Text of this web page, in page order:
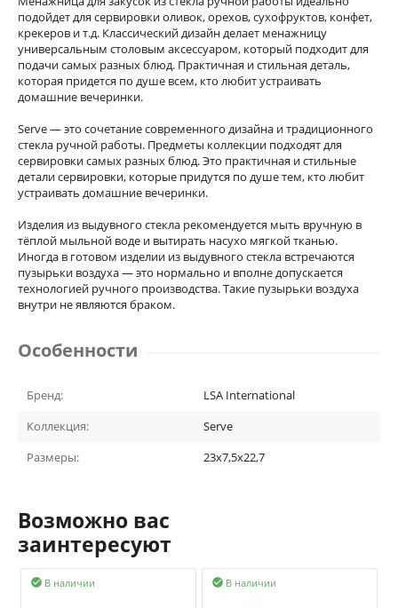
подойдет для сервировки оливок, орехов, сухофруктов, конфет,
крекеров и т.д. Классический дизайн делает менажницу
универсальным столовым аксессуаром, который подходит для
подачи самых разных блюд. Практичная и стильная деталь,
которая придется по душе всем, кто любит устраивать
домашние вечеринки.
Serve — это сочетание современного дизайна и традиционного
стекла ручной работы. Предметы коллекции подходят для
сервировки самых разных блюд. Это практичная и стильные
детали сервировки, которые придутся по душе тем, кто любит
устраивать домашние вечеринки.
Изделия из выдувного стекла рекомендуется мыть вручную в
тёплой мыльной воде и вытирать насухо мягкой тканью.
Иногда в готовом изделии из выдувного стекла встречаются
пузырьки воздуха — это нормально и вполне допускается
технологией ручного производства. Такие пузырьки воздуха
внутри не являются браком.
Особенности
Бренд:
LSA International
Коллекция:
Serve
Размеры:
23x7,5x22,7
Возможно вас
заинтересуют
В наличии
 В наличии
